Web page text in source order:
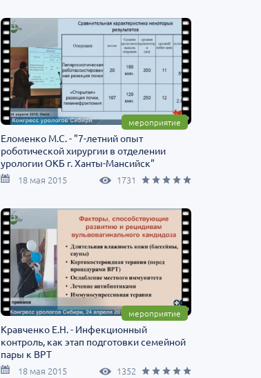
мероприятие
Еломенко М.С. - "7-летний опыт
роботической хирургии в отделении
урологии ОКБ г. Ханты-Мансийск"
18 мая 2015 1731
мероприятие
Кравченко Е.Н. - Инфекционный
контроль, как этап подготовки семейной
пары к ВРТ
18 мая 2015 1352